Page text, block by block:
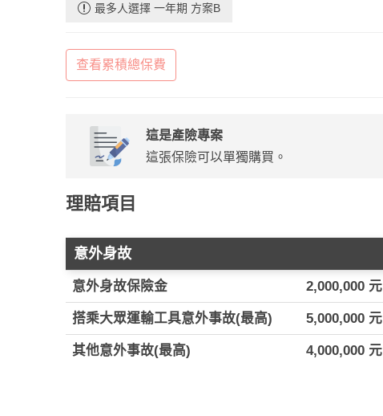
最多人選擇 一年期 方案B
查看累積總保費
這是產險專案
這張保險可以單獨購買。
理賠項目
意外身故
意外身故保險金 2,000,000 元
搭乘大眾運輸工具意外事故(最高) 5,000,000 元
其他意外事故(最高) 4,000,000 元